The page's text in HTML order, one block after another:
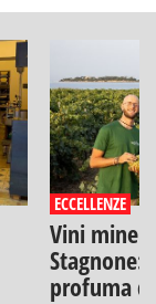
ECCELLENZE
Vini
Stagnone:
profuma